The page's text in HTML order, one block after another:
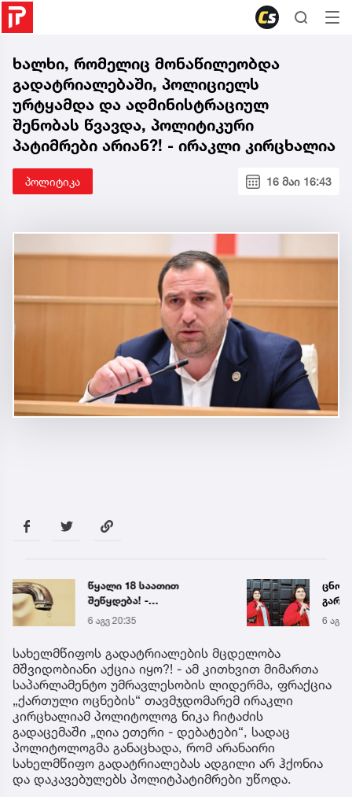
ხალხი, რომელიც მონაწილეობდა
გადატრიალებაში, პოლიციელს
ურტყამდა და ადმინისტრაციულ
შენობას წვავდა, პოლიტიკური
პატიმრები არიან?! - ირაკლი კირცხალია
პოლიტიკა 16 მაი 16:43
წყალი 18 საათით
შეწყდება! -
გადაამოწმეთ თქვენი
მისამართი
6 აგვ 20:35 6 აგვ
სახელმწიფოს გადატრიალების მცდელობა
მშვიდობიანი აქცია იყო?! - ამ კითხვით მიმართა
საპარლამენტო უმრავლესობის ლიდერმა, ფრაქცია
„ქართული ოცნების“ თავმჯდომარემ ირაკლი
კირცხალიამ პოლიტოლოგ ნიკა ჩიტაძის
გადაცემაში „ღია ეთერი - დებატები“, სადაც
პოლიტოლოგმა განაცხადა, რომ არანაირი
სახელმწიფო გადატრიალებას ადგილი არ ჰქონია
და დაკავებულებს პოლიტპატიმრები უწოდა.